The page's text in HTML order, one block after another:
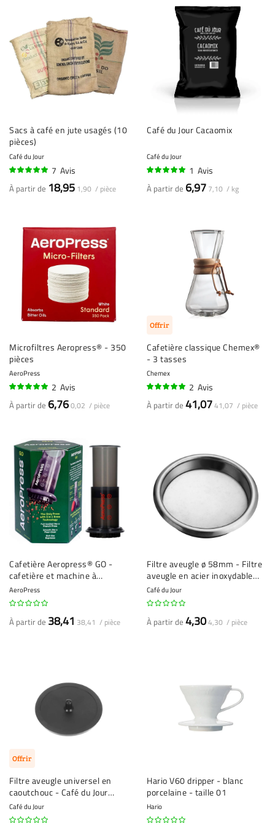
Sacs à café en jute usagés (10
pièces)
Café du Jour
7 Avis
À partir de 18,95 1,90 / pièce
Café du Jour Cacaomix
Café du Jour
1 Avis
À partir de 6,97 7,10 / kg
Microfiltres Aeropress® - 350
pièces
AeroPress
2 Avis
À partir de 6,760,02 / pièce
Offrir
Cafetière classique Chemex®
- 3 tasses
Chemex
2 Avis
À partir de 41,0741,07 / pièce
Cafetière Aeropress® GO -
cafetière et machine à
espresso
AeroPress
À partir de 38,41 38,41 / pièce
Filtre aveugle ø 58mm - Filtre
aveugle en acier inoxydable
Café du Jour - Outil de
nettoyage pour machine à
espresso
Café du Jour
À partir de 4,304,30 / pièce
Offrir
Filtre aveugle universel en
caoutchouc - Café du Jour
filtre aveugle en caoutchouc Ø
50mm - Outil de nettoyage
Café du Jour
Hario V60 dripper - blanc
porcelaine - taille 01
Hario